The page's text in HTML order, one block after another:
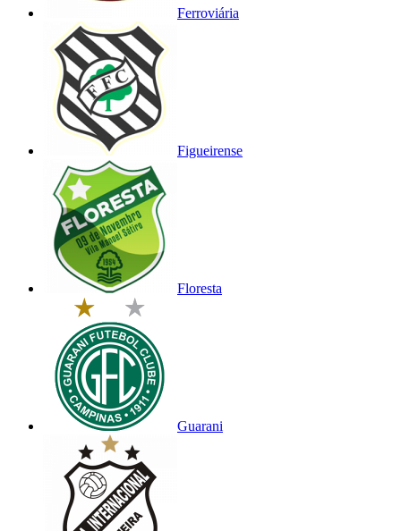
Ferroviária
Figueirense
Floresta
Guarani